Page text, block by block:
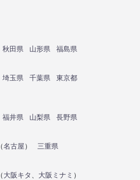
秋田県 山形県
福島県
埼玉県 千葉県
東京都
福井県 山梨県
長野県
（名古屋）
三重県
（大阪キタ 大阪ミナミ ）